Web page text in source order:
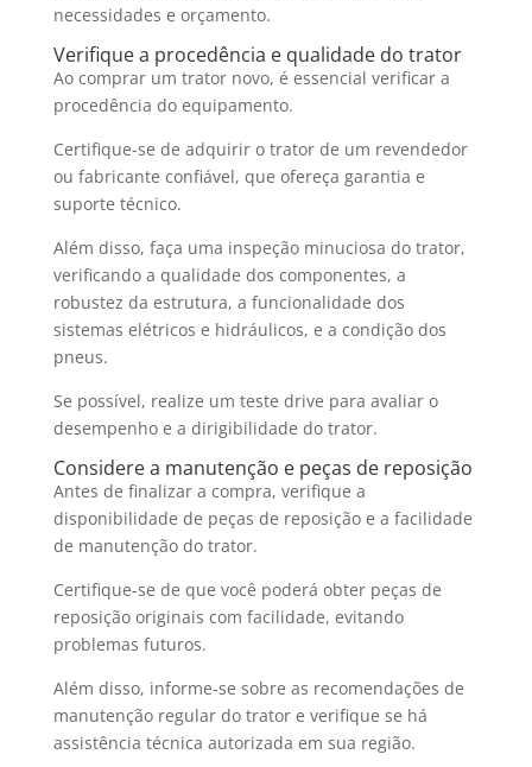
necessidades e orçamento.
Verifique a procedência e qualidade do trator
Ao comprar um trator novo, é essencial verificar a
procedência do equipamento.
Certifique-se de adquirir o trator de um revendedor
ou fabricante confiável, que ofereça garantia e
suporte técnico.
Além disso, faça uma inspeção minuciosa do trator,
verificando a qualidade dos componentes, a
robustez da estrutura, a funcionalidade dos
sistemas elétricos e hidráulicos, e a condição dos
pneus.
Se possível, realize um teste drive para avaliar o
desempenho e a dirigibilidade do trator.
Considere a manutenção e peças de reposição
Antes de finalizar a compra, verifique a
disponibilidade de peças de reposição e a facilidade
de manutenção do trator.
Certifique-se de que você poderá obter peças de
reposição originais com facilidade, evitando
problemas futuros.
Além disso, informe-se sobre as recomendações de
manutenção regular do trator e verifique se há
assistência técnica autorizada em sua região.